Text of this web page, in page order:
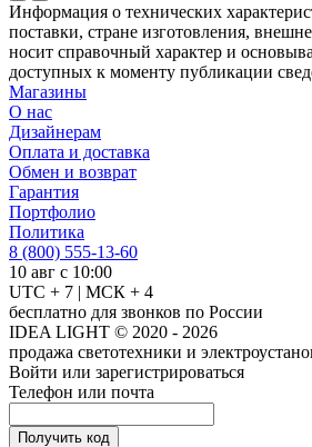
Информация о технических
поставки, стране изготовления,
носит справочный характер и
доступных к моменту публикации
Магазины
О нас
Дизайнерам
Оплата и доставка
Обмен и возврат
Гарантия
Портфолио
Политика
8 (800) 555-13-60
10 авг с 10:00
UTC + 7 | МСК + 4
бесплатно для звонков по России
IDEA LIGHT © 2020 - 2026
продажа светотехники и
Войти или зарегистрироваться
Телефон или почта
Получить код